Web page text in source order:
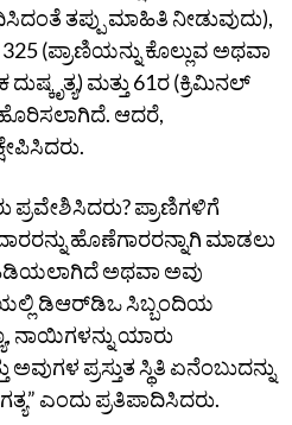
ತಪ್ಪು ಮಾಹಿತಿ ನೀಡುವುದು),
(ಪ್ರಾಣಿಯನ್ನು ಕೊಲ್ಲುವ ಅಥವಾ
ಮತ್ತು 61ರ (ಕ್ರಿಮಿನಲ್
ಆದರೆ,
ಪ್ರಾಣಿಗಳಿಗೆ
ಹೊಣೆಗಾರರನ್ನಾಗಿ ಮಾಡಲು
ಅಥವಾ ಅವು
ಡಿಆರ್‌ಡಿಒ ಸಿಬ್ಬಂದಿಯ
ನಾಯಿಗಳನ್ನು ಯಾರು
ಪ್ರಸ್ತುತ ಸ್ಥಿತಿ ಏನೆಂಬುದನ್ನು
ಎಂದು ಪ್ರತಿಪಾದಿಸಿದರು.